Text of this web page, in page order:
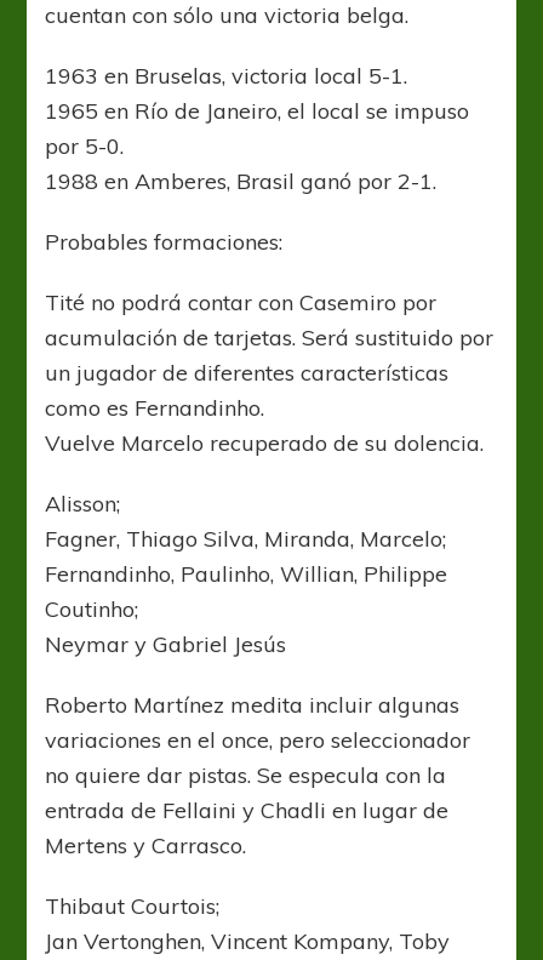
cuentan con sólo una victoria belga.
1963 en Bruselas, victoria local 5-1.
1965 en Río de Janeiro, el local se impuso
por 5-0.
1988 en Amberes, Brasil ganó por 2-1.
Probables formaciones:
Tité no podrá contar con Casemiro por
acumulación de tarjetas. Será sustituido por
un jugador de diferentes características
como es Fernandinho.
Vuelve Marcelo recuperado de su dolencia.
Alisson;
Fagner, Thiago Silva, Miranda, Marcelo;
Fernandinho, Paulinho, Willian, Philippe
Coutinho;
Neymar y Gabriel Jesús
Roberto Martínez medita incluir algunas
variaciones en el once, pero seleccionador
no quiere dar pistas. Se especula con la
entrada de Fellaini y Chadli en lugar de
Mertens y Carrasco.
Thibaut Courtois;
Jan Vertonghen, Vincent Kompany, Toby